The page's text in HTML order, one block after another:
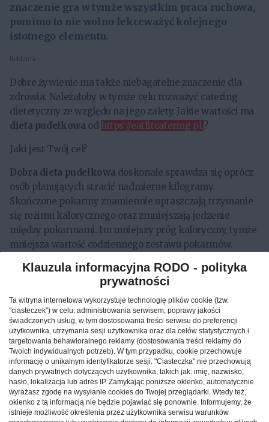
znaczenie gra w tymże wszystkim praca ruchowa,
pomimo to nie wolno lekceważyć kolejnego
istotnego elementu.
Reklama
Dobre żywienie ma także niebagatelne znaczenie dla
zdrowia. Należałoby w tymże celu rozważyć catering
dietetyczny ze względu na jego zalety. Jakie wartości ma
dieta pudełkowa od https://eatfitcatering.pl/?
Jaki jest Twój cel?
Dobra dieta pudełkowa doskonale sprawdza się oprócz
osób planujących stracić nadmierne kilogramy.
Skończone pokarmy znamiennie upraszczają trzymanie
się reżimu kalorycznego oraz zmniejszają jedzenie
między pokarmami. Im mniejszy próg kaloryczny, tymże
mniejsza wartość codziennego zestawu pokarmów.
jest zdecydowanie większe, mogą zorientować się, iż
dobry catering dietetycznymoże wykazać się drogi oraz
w związku z tymże mało rentowny.
Zmiana nawyków pokarmowych
Mnóstwo osób twierdzi, iżtani catering dietetyczny
pomógł im poprawić stare zwyczaje pokarmowe.
Nauczył ich dobrego jedzenia oraz pewnego jedzenia
pokarmów. Żywiąc się z cateringiem dietetycznym
możemy wyszczupleć, podtrzymać wagę czy zwiększyć
Klauzula informacyjna RODO - polityka
prywatności
Ta witryna internetowa wykorzystuje technologię plików cookie (tzw.
"ciasteczek") w celu: administrowania serwisem, poprawy jakości
świadczonych usług, w tym dostosowania treści serwisu do preferencji
użytkownika, utrzymania sesji użytkownika oraz dla celów statystycznych i
targetowania behawioralnego reklamy (dostosowania treści reklamy do
Twoich indywidualnych potrzeb). W tym przypadku, cookie przechowuje
informację o unikalnym identyfikatorze sesji. "Ciasteczka" nie przechowują
danych prywatnych dotyczących użytkownika, takich jak: imię, nazwisko,
hasło, lokalizacja lub adres IP. Zamykając poniższe okienko, automatycznie
wyrażasz zgodę na wysyłanie cookies do Twojej przeglądarki. Wtedy też,
okienko z tą informacją nie będzie pojawiać się ponownie. Informujemy, że
istnieje możliwość określenia przez użytkownika serwisu warunków